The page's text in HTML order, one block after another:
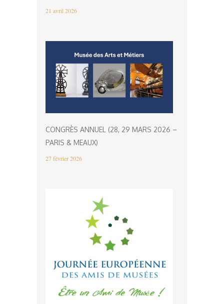
21 avril 2026
CONGRÈS ANNUEL (28, 29 MARS 2026 –
PARIS & MEAUX)
27 février 2026